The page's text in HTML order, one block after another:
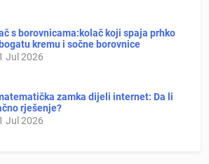
s borovnicama:kolač koji spaja prhko
kremu i sočne borovnice
Jul 2026
zamka dijeli internet: Da li
rješenje?
Jul 2026